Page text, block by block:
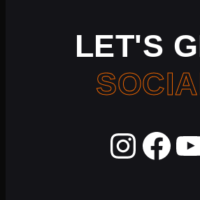
LET'S